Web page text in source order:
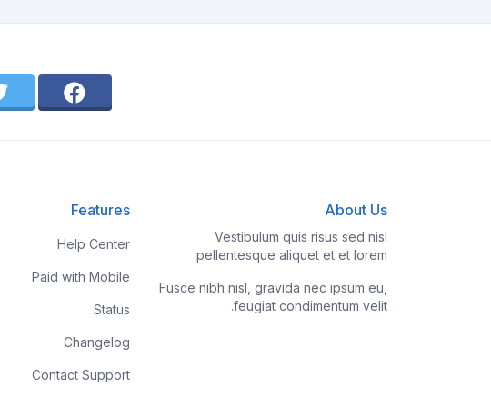
About Us
Vestibulum quis risus sed nisl
pellentesque aliquet et et lorem.
Fusce nibh nisl, gravida nec ipsum eu,
feugiat condimentum velit.
Features
Help Center
Paid with Mobile
Status
Changelog
Contact Support